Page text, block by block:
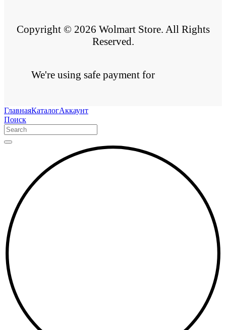
Copyright © 2026 Wolmart Store. All Rights
Reserved.
We're using safe payment for
ГлавнаяКаталогАккаунт
Поиск